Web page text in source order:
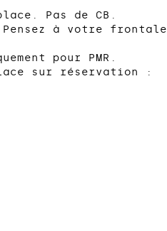
Pas de CB.
Pensez à votre frontale
pour PMR.
sur réservation :